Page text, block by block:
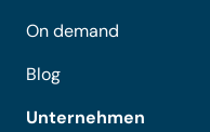
On demand
Blog
Unternehmen